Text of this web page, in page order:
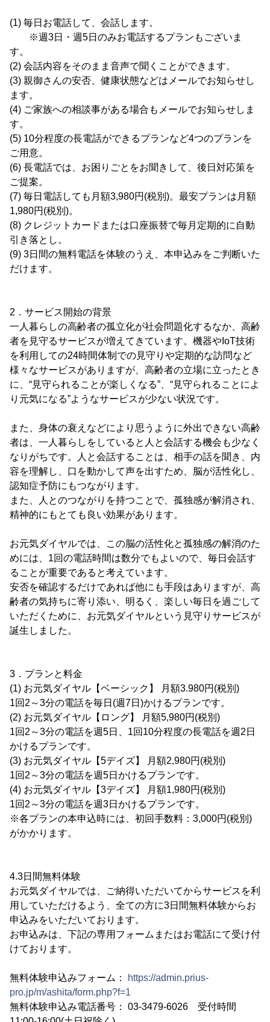
(1) 毎日お電話して、会話します。
※週3日・週5日のみお電話するプランもございま
す。
(2) 会話内容をそのまま音声で聞くことができます。
(3) 親御さんの安否、健康状態などはメールでお知らせし
ます。
(4) ご家族への相談事がある場合もメールでお知らせしま
す。
(5) 10分程度の長電話ができるプランなど4つのプランを
ご用意。
(6) 長電話では、お困りごとをお聞きして、後日対応策を
ご提案。
(7) 毎日電話しても月額3,980円(税別)。最安プランは月額
1,980円(税別)。
(8) クレジットカードまたは口座振替で毎月定期的に自動
引き落とし。
(9) 3日間の無料電話を体験のうえ、本申込みをご判断いた
だけます。
2．サービス開始の背景
一人暮らしの高齢者の孤立化が社会問題化するなか、高齢
者を見守るサービスが増えてきています。機器やIoT技術
を利用しての24時間体制での見守りや定期的な訪問など
様々なサービスがありますが、高齢者の立場に立ったとき
に、“見守られることが楽しくなる”、“見守られることによ
り元気になる”ようなサービスが少ない状況です。
また、身体の衰えなどにより思うように外出できない高齢
者は、一人暮らしをしていると人と会話する機会も少なく
なりがちです。人と会話することは、相手の話を聞き、内
容を理解し、口を動かして声を出すため、脳が活性化し、
認知症予防にもつながります。
また、人とのつながりを持つことで、孤独感が解消され、
精神的にもとても良い効果があります。
お元気ダイヤルでは、この脳の活性化と孤独感の解消のた
めには、1回の電話時間は数分でもよいので、毎日会話す
ることが重要であると考えています。
安否を確認するだけであれば他にも手段はありますが、高
齢者の気持ちに寄り添い、明るく、楽しい毎日を過ごして
いただくために、お元気ダイヤルという見守りサービスが
誕生しました。
3．プランと料金
(1) お元気ダイヤル【ベーシック】 月額3.980円(税別)
1回2～3分の電話を毎日(週7日)かけるプランです。
(2) お元気ダイヤル【ロング】 月額5,980円(税別)
1回2～3分の電話を週5日、1回10分程度の長電話を週2日
かけるプランです。
(3) お元気ダイヤル【5デイズ】 月額2,980円(税別)
1回2～3分の電話を週5日かけるプランです。
(4) お元気ダイヤル【3デイズ】 月額1,980円(税別)
1回2～3分の電話を週3日かけるプランです。
※各プランの本申込時には、初回手数料：3,000円(税別)
がかかります。
4.3日間無料体験
お元気ダイヤルでは、ご納得いただいてからサービスを利
用していただけるよう、全ての方に3日間無料体験からお
申込みをいただいております。
お申込みは、下記の専用フォームまたはお電話にて受け付
けております。
無料体験申込みフォーム：
https://admin.prius-
pro.jp/m/ashita/form.php?f=1
無料体験申込み電話番号： 03-3479-6026 受付時間